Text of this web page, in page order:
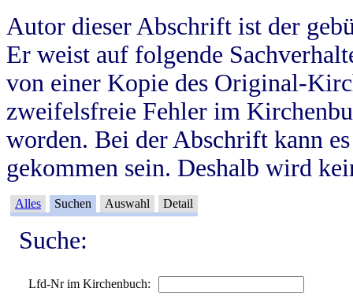
Autor dieser Abschrift ist der
Er weist auf folgende
von einer Kopie des Original-
zweifelsfreie Fehler im
worden. Bei der Abschrift kann
gekommen sein. Deshalb wird
Alles Suchen Auswahl Detail
Suche:
Lfd-Nr im Kirchenbuch: